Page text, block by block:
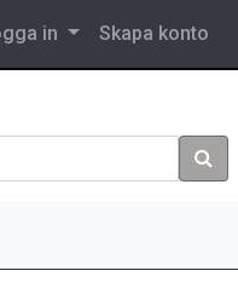
in Skapa konto
Sök